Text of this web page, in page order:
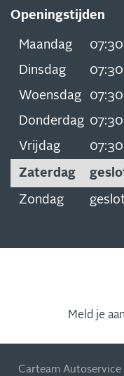
Openingstijden
Maandag 07:30
Dinsdag
07:30
Woensdag
07:30
Donderdag 07:30
Vrijdag
07:30
Zaterdag
Zondag
Meld je aan
Carteam Autoservice